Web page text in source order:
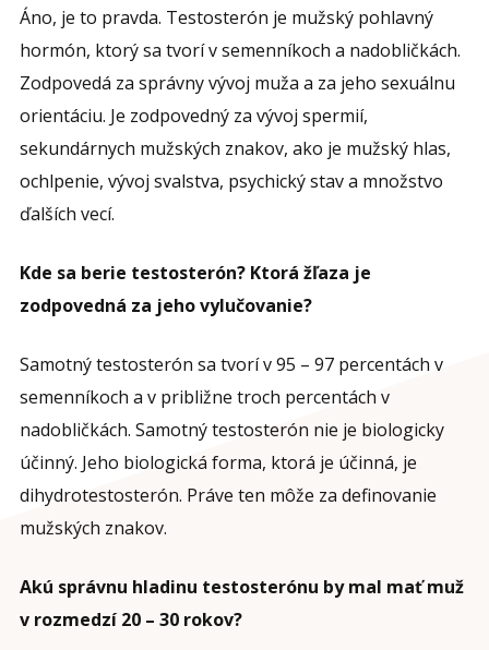
Áno, je to pravda. Testosterón je mužský pohlavný
hormón, ktorý sa tvorí v semenníkoch a nadobličkách.
Zodpovedá za správny vývoj muža a za jeho sexuálnu
orientáciu. Je zodpovedný za vývoj spermií,
sekundárnych mužských znakov, ako je mužský hlas,
ochlpenie, vývoj svalstva, psychický stav a množstvo
ďalších vecí.
Kde sa berie testosterón? Ktorá žľaza je
zodpovedná za jeho vylučovanie?
Samotný testosterón sa tvorí v 95 – 97 percentách v
semenníkoch a v približne troch percentách v
nadobličkách. Samotný testosterón nie je biologicky
účinný. Jeho biologická forma, ktorá je účinná, je
dihydrotestosterón. Práve ten môže za definovanie
mužských znakov.
Akú správnu hladinu testosterónu by mal mať muž
v rozmedzí 20 – 30 rokov?